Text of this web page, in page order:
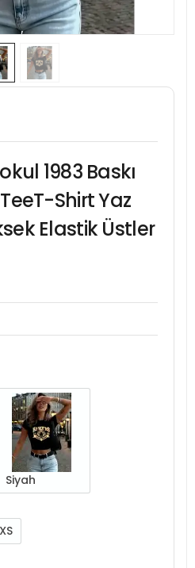
1983 Baskı
Shirt Yaz
Elastik Üstler
Siyah
XS